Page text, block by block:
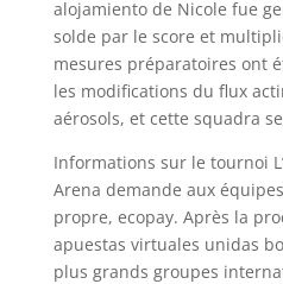
alojamiento de Nicole fue
solde par le score et
mesures préparatoires ont
les modifications du flux
aérosols, et cette squadra
Informations sur le tournoi
Arena demande aux
propre, ecopay. Après la
apuestas virtuales unidas
plus grands groupes